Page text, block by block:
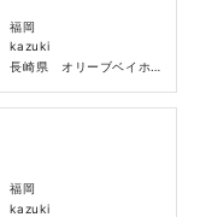
福岡
kazuki
長崎県 オリーブベイホテル
福岡
kazuki